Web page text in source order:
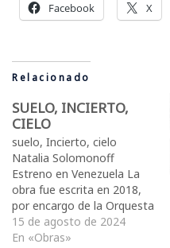
Facebook X
Relacionado
SUELO, INCIERTO,
CIELO
suelo, Incierto, cielo
Natalia Solomonoff
Estreno en Venezuela La
obra fue escrita en 2018,
por encargo de la Orquesta
Sinfónica de la Universidad
Nacional de Córdoba y las
15 de agosto de 2024
En «Obras»